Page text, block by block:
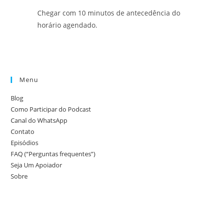
Chegar com 10 minutos de antecedência do
horário agendado.
Menu
Blog
Como Participar do Podcast
Canal do WhatsApp
Contato
Episódios
FAQ (“Perguntas frequentes”)
Seja Um Apoiador
Sobre